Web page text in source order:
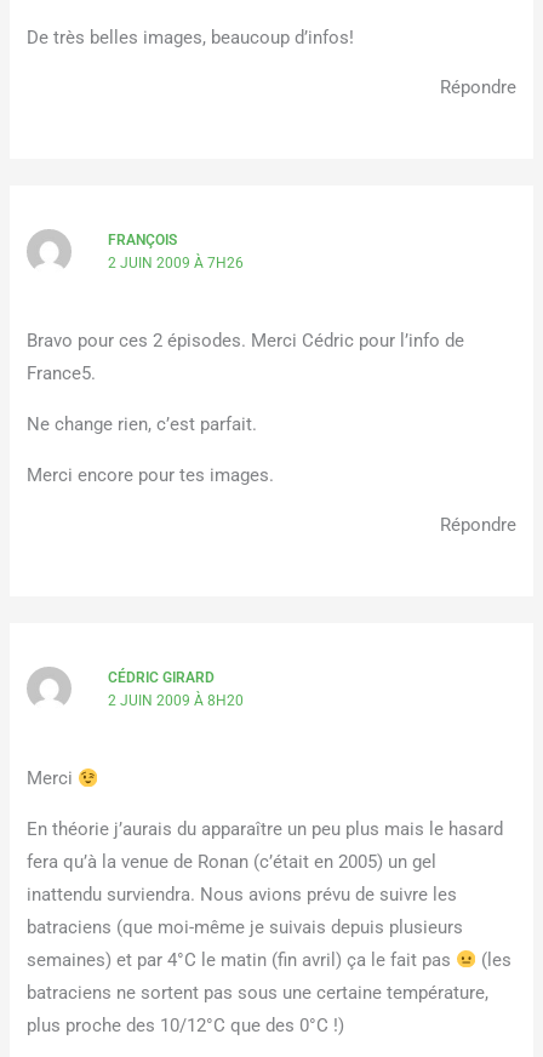
De très belles images, beaucoup d’infos!
Répondre
FRANÇOIS
2 JUIN 2009 À 7H26
Bravo pour ces 2 épisodes. Merci Cédric pour l’info de
France5.
Ne change rien, c’est parfait.
Merci encore pour tes images.
Répondre
CÉDRIC GIRARD
2 JUIN 2009 À 8H20
Merci
En théorie j’aurais du apparaître un peu plus mais le hasard
fera qu’à la venue de Ronan (c’était en 2005) un gel
inattendu surviendra. Nous avions prévu de suivre les
batraciens (que moi-même je suivais depuis plusieurs
semaines) et par 4°C le matin (fin avril) ça le fait pas
(les
batraciens ne sortent pas sous une certaine température,
plus proche des 10/12°C que des 0°C !)